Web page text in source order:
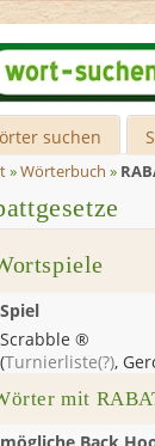
suchen
»Wörterbuch »
Spiel
Scrabble ®
(Turnierliste(?),
mit